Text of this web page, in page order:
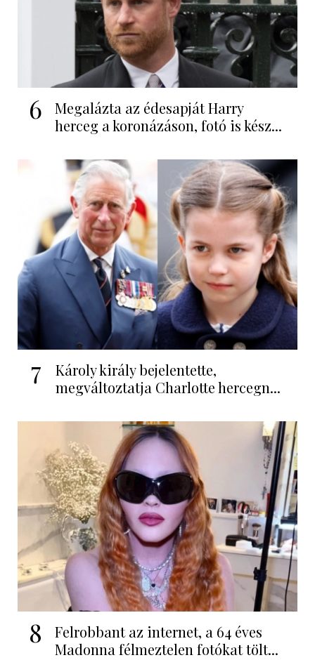
6
Megalázta az édesapját Harry
herceg a koronázáson, fotó is kész...
7
Károly király bejelentette,
megváltoztatja Charlotte hercegn...
8
Felrobbant az internet, a 64 éves
Madonna félmeztelen fotókat tölt...